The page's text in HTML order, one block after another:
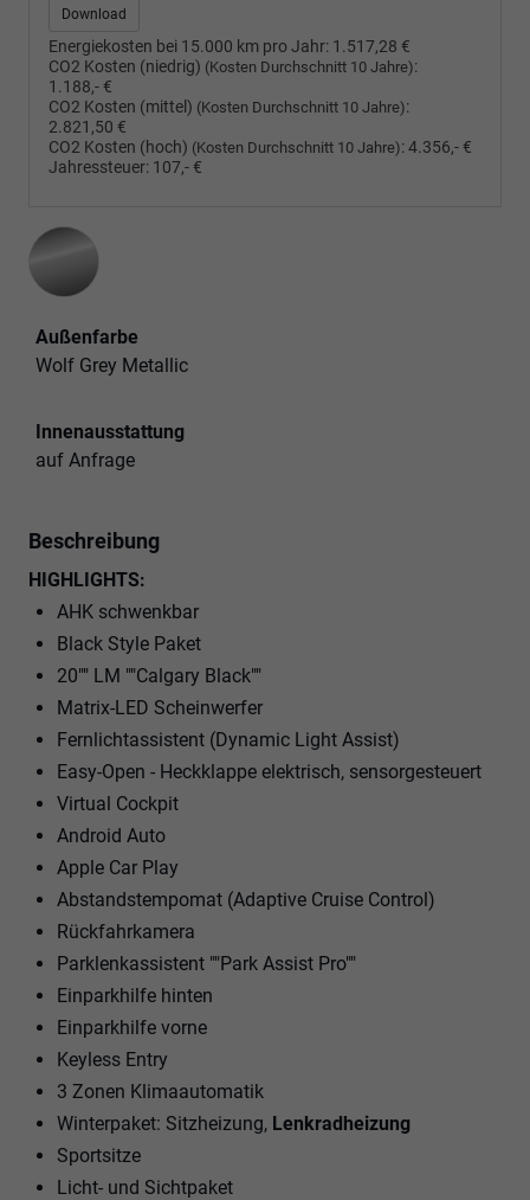
Download
Energiekosten bei 15.000 km pro Jahr: 1.517,28 €
CO2 Kosten (niedrig) (Kosten Durchschnitt 10 Jahre):
1.188,- €
CO2 Kosten (mittel) (Kosten Durchschnitt 10 Jahre):
2.821,50 €
CO2 Kosten (hoch) (Kosten Durchschnitt 10 Jahre):4.356,- €
Jahressteuer: 107,- €
Außenfarbe
Wolf Grey Metallic
Innenausstattung
auf Anfrage
Beschreibung
HIGHLIGHTS:
AHK schwenkbar
Black Style Paket
20"" LM ""Calgary Black""
Matrix-LED Scheinwerfer
Fernlichtassistent (Dynamic Light Assist)
Easy-Open - Heckklappe elektrisch, sensorgesteuert
Virtual Cockpit
Android Auto
Apple Car Play
Abstandstempomat (Adaptive Cruise Control)
Rückfahrkamera
Parklenkassistent ""Park Assist Pro""
Einparkhilfe hinten
Einparkhilfe vorne
Keyless Entry
3 Zonen Klimaautomatik
Winterpaket: Sitzheizung, Lenkradheizung
Sportsitze
Licht- und Sichtpaket